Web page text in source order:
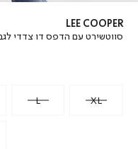
LEE COOPER
סווטשירט עם הדפס דו צדדי
L XL